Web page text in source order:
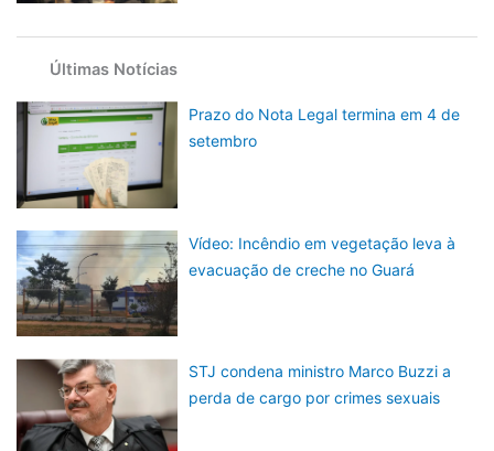
Últimas Notícias
Prazo do Nota Legal termina em 4 de
setembro
Vídeo: Incêndio em vegetação leva à
evacuação de creche no Guará
STJ condena ministro Marco Buzzi a
perda de cargo por crimes sexuais